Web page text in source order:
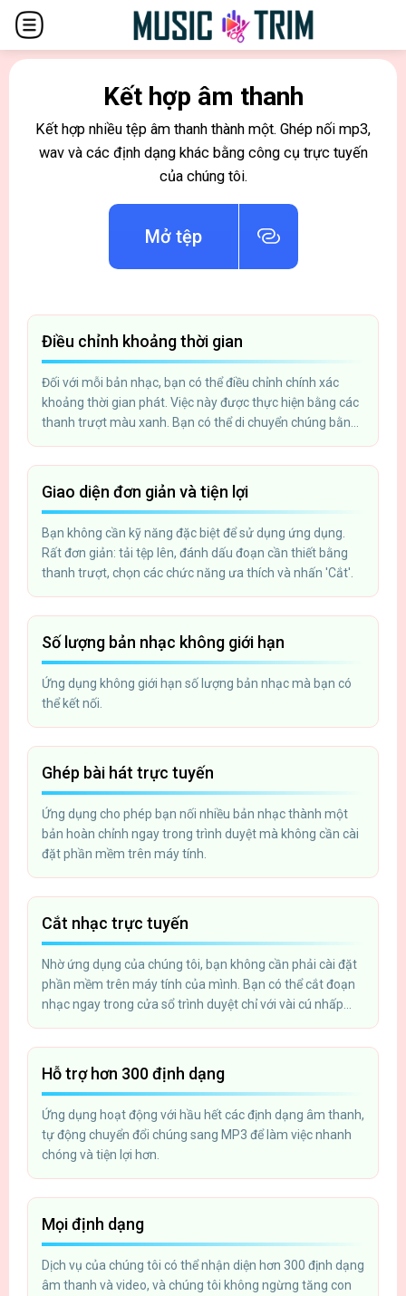
Kết hợp âm thanh
Kết hợp nhiều tệp âm thanh thành một. Ghép nối mp3,
wav và các định dạng khác bằng công cụ trực tuyến
của chúng tôi.
Mở tệp
Điều chỉnh khoảng thời gian
Đối với mỗi bản nhạc, bạn có thể điều chỉnh chính xác
khoảng thời gian phát. Việc này được thực hiện bằng các
thanh trượt màu xanh. Bạn có thể di chuyển chúng bằng
Giao diện đơn giản và tiện lợi
Bạn không cần kỹ năng đặc biệt để sử dụng ứng dụng.
Rất đơn giản: tải tệp lên, đánh dấu đoạn cần thiết bằng
thanh trượt, chọn các chức năng ưa thích và nhấn 'Cắt'.
Số lượng bản nhạc không giới hạn
Ứng dụng không giới hạn số lượng bản nhạc mà bạn có
thể kết nối.
Ghép bài hát trực tuyến
Ứng dụng cho phép bạn nối nhiều bản nhạc thành một
bản hoàn chỉnh ngay trong trình duyệt mà không cần cài
đặt phần mềm trên máy tính.
Cắt nhạc trực tuyến
Nhờ ứng dụng của chúng tôi, bạn không cần phải cài đặt
phần mềm trên máy tính của mình. Bạn có thể cắt đoạn
nhạc ngay trong cửa sổ trình duyệt chỉ với vài cú nhấp
máy tính của bạn.
Hỗ trợ hơn 300 định dạng
Ứng dụng hoạt động với hầu hết các định dạng âm thanh,
tự động chuyển đổi chúng sang MP3 để làm việc nhanh
chóng và tiện lợi hơn.
Mọi định dạng
Dịch vụ của chúng tôi có thể nhận diện hơn 300 định dạng
âm thanh và video, và chúng tôi không ngừng tăng con